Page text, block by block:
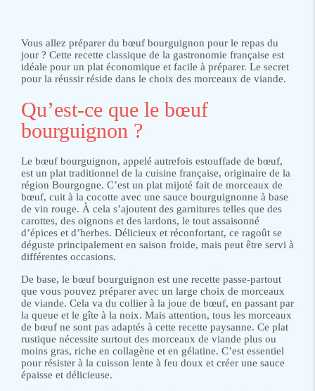
Vous allez préparer du bœuf bourguignon pour le repas du
jour ? Cette recette classique de la gastronomie française est
idéale pour un plat économique et facile à préparer. Le secret
pour la réussir réside dans le choix des morceaux de viande.
Qu’est-ce que le bœuf
bourguignon ?
Le bœuf bourguignon, appelé autrefois estouffade de bœuf,
est un plat traditionnel de la cuisine française, originaire de la
région Bourgogne. C’est un plat mijoté fait de morceaux de
bœuf, cuit à la cocotte avec une sauce bourguignonne à base
de vin rouge. À cela s’ajoutent des garnitures telles que des
carottes, des oignons et des lardons, le tout assaisonné
d’épices et d’herbes. Délicieux et réconfortant, ce ragoût se
déguste principalement en saison froide, mais peut être servi à
différentes occasions.
De base, le bœuf bourguignon est une recette passe-partout
que vous pouvez préparer avec un large choix de morceaux
de viande. Cela va du collier à la joue de bœuf, en passant par
la queue et le gîte à la noix. Mais attention, tous les morceaux
de bœuf ne sont pas adaptés à cette recette paysanne. Ce plat
rustique nécessite surtout des morceaux de viande plus ou
moins gras, riche en collagène et en gélatine. C’est essentiel
pour résister à la cuisson lente à feu doux et créer une sauce
épaisse et délicieuse.